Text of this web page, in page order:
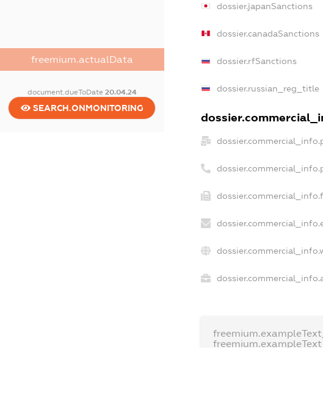
freemium.actualData
document.dueToDate 20.04.24
SEARCH.ONMONITORING
dossier.japanSanctions
dossier.canadaSanctions
dossier.rfSanctions
dossier.russian_reg_title